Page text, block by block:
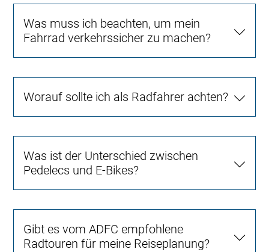
Was muss ich beachten, um mein
Fahrrad verkehrssicher zu machen?
Worauf sollte ich als Radfahrer achten?
Was ist der Unterschied zwischen
Pedelecs und E-Bikes?
Gibt es vom ADFC empfohlene
Radtouren für meine Reiseplanung?